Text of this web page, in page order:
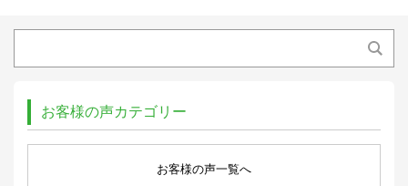
お客様の声カテゴリー
お客様の声一覧へ